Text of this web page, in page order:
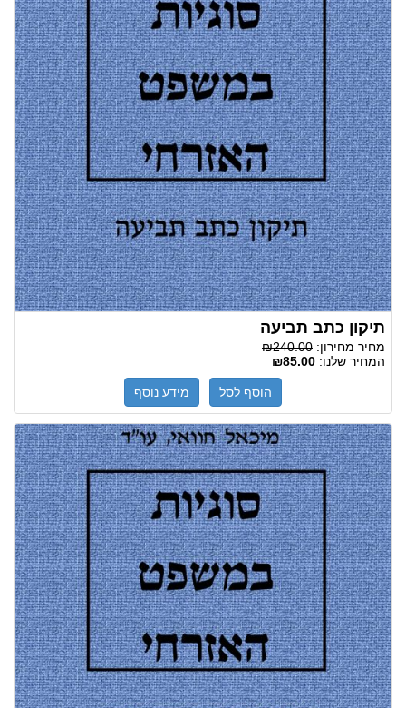
תיקון כתב תביעה
מחיר מחירון: ₪240.00
המחיר שלנו: ₪85.00
הוסף לסל מידע נוסף